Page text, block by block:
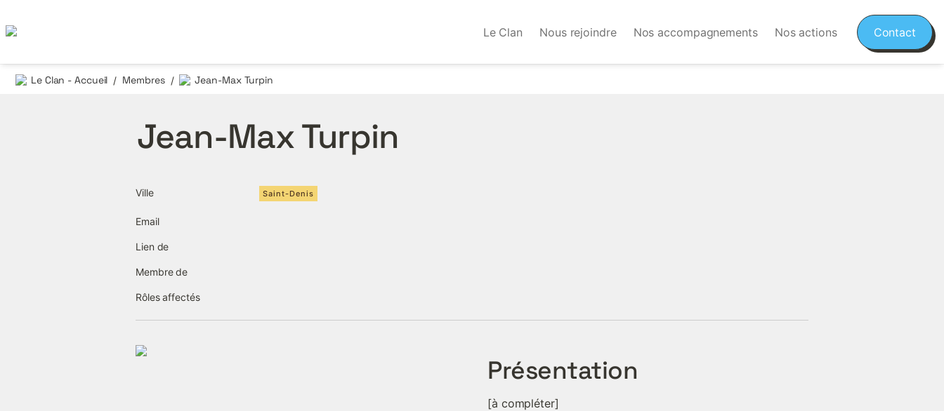
Le Clan Nous rejoindre Nos accompagnements Nos actions Contact
Le Clan - Accueil / Membres / Jean-Max Turpin
Jean-Max Turpin
Ville Saint-Denis
Email
Lien de
Membre de
Rôles affectés
Présentation
[à compléter]